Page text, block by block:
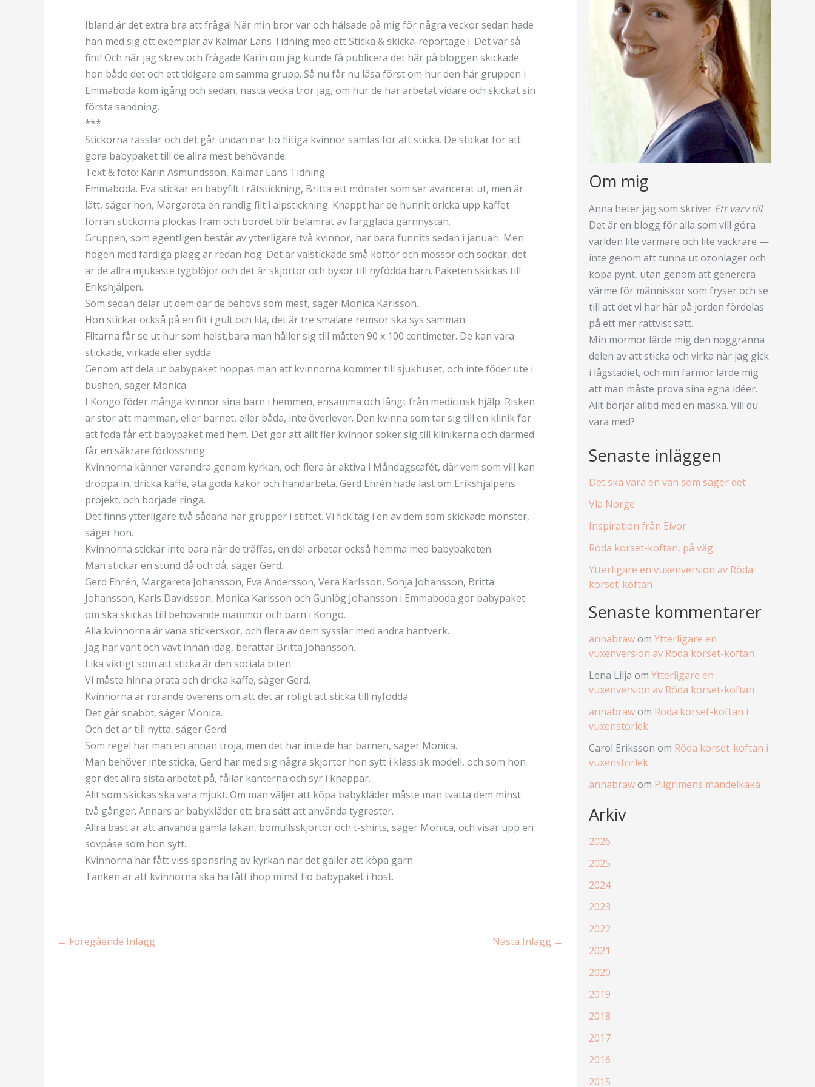
Ibland är det extra bra att fråga! När min bror var och hälsade på mig för några veckor sedan hade
han med sig ett exemplar av Kalmar Läns Tidning med ett Sticka & skicka-reportage i. Det var så
fint! Och när jag skrev och frågade Karin om jag kunde få publicera det här på bloggen skickade
hon både det och ett tidigare om samma grupp. Så nu får nu läsa först om hur den här gruppen i
Emmaboda kom igång och sedan, nästa vecka tror jag, om hur de har arbetat vidare och skickat sin
första sändning.
***
Stickorna rasslar och det går undan när tio flitiga kvinnor samlas för att sticka. De stickar för att
göra babypaket till de allra mest behövande.
Text & foto: Karin Asmundsson, Kalmar Läns Tidning
Emmaboda. Eva stickar en babyfilt i rätstickning, Britta ett mönster som ser avancerat ut, men är
lätt, säger hon, Margareta en randig filt i alpstickning. Knappt har de hunnit dricka upp kaffet
förrän stickorna plockas fram och bordet blir belamrat av färgglada garnnystan.
Gruppen, som egentligen består av ytterligare två kvinnor, har bara funnits sedan i januari. Men
högen med färdiga plagg är redan hög. Det är välstickade små koftor och mössor och sockar, det
är de allra mjukaste tygblöjor och det är skjortor och byxor till nyfödda barn. Paketen skickas till
Erikshjälpen.
Som sedan delar ut dem där de behövs som mest, säger Monica Karlsson.
Hon stickar också på en filt i gult och lila, det är tre smalare remsor ska sys samman.
Filtarna får se ut hur som helst,bara man håller sig till måtten 90 x 100 centimeter. De kan vara
stickade, virkade eller sydda.
Genom att dela ut babypaket hoppas man att kvinnorna kommer till sjukhuset, och inte föder ute i
bushen, säger Monica.
I Kongo föder många kvinnor sina barn i hemmen, ensamma och långt från medicinsk hjälp. Risken
är stor att mamman, eller barnet, eller båda, inte överlever. Den kvinna som tar sig till en klinik för
att föda får ett babypaket med hem. Det gör att allt fler kvinnor söker sig till klinikerna och därmed
får en säkrare förlossning.
Kvinnorna känner varandra genom kyrkan, och flera är aktiva i Måndagscafét, där vem som vill kan
droppa in, dricka kaffe, äta goda kakor och handarbeta. Gerd Ehrén hade läst om Erikshjälpens
projekt, och började ringa.
Det finns ytterligare två sådana här grupper i stiftet. Vi fick tag i en av dem som skickade mönster,
säger hon.
Kvinnorna stickar inte bara när de träffas, en del arbetar också hemma med babypaketen.
Man stickar en stund då och då, säger Gerd.
Gerd Ehrén, Margareta Johansson, Eva Andersson, Vera Karlsson, Sonja Johansson, Britta
Johansson, Karis Davidsson, Monica Karlsson och Gunlög Johansson i Emmaboda gör babypaket
om ska skickas till behövande mammor och barn i Kongo.
Alla kvinnorna är vana stickerskor, och flera av dem sysslar med andra hantverk.
Jag har varit och vävt innan idag, berättar Britta Johansson.
Lika viktigt som att sticka är den sociala biten.
Vi måste hinna prata och dricka kaffe, säger Gerd.
Kvinnorna är rörande överens om att det är roligt att sticka till nyfödda.
Det går snabbt, säger Monica.
Och det är till nytta, säger Gerd.
Som regel har man en annan tröja, men det har inte de här barnen, säger Monica.
Man behöver inte sticka, Gerd har med sig några skjortor hon sytt i klassisk modell, och som hon
gör det allra sista arbetet på, fållar kanterna och syr i knappar.
Allt som skickas ska vara mjukt. Om man väljer att köpa babykläder måste man tvätta dem minst
två gånger. Annars är babykläder ett bra sätt att använda tygrester.
Allra bäst är att använda gamla lakan, bomullsskjortor och t-shirts, säger Monica, och visar upp en
sovpåse som hon sytt.
Kvinnorna har fått viss sponsring av kyrkan när det gäller att köpa garn.
Tanken är att kvinnorna ska ha fått ihop minst tio babypaket i höst.
← Föregående Inlägg Nästa Inlägg →
Om mig
Anna heter jag som skriver Ett varv till.
Det är en blogg för alla som vill göra
världen lite varmare och lite vackrare —
inte genom att tunna ut ozonlager och
köpa pynt, utan genom att generera
värme för människor som fryser och se
till att det vi har här på jorden fördelas
på ett mer rättvist sätt.
Min mormor lärde mig den noggranna
delen av att sticka och virka när jag gick
i lågstadiet, och min farmor lärde mig
att man måste prova sina egna idéer.
Allt börjar alltid med en maska. Vill du
vara med?
Senaste inläggen
Det ska vara en vän som säger det
Via Norge
Inspiration från Eivor
Röda korset-koftan, på väg
Ytterligare en vuxenversion av Röda
korset-koftan
Senaste kommentarer
annabrawom Ytterligare en
vuxenversion av Röda korset-koftan
Lena Lilja om Ytterligare en
vuxenversion av Röda korset-koftan
annabrawom Röda korset-koftan i
vuxenstorlek
Carol Eriksson om Röda korset-koftan i
vuxenstorlek
annabrawom Pilgrimens mandelkaka
Arkiv
2026
2025
2024
2023
2022
2021
2020
2019
2018
2017
2016
2015